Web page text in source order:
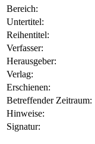
Bereich:
Untertitel:
Reihentitel:
Verfasser:
Herausgeber:
Verlag:
Erschienen:
Betreffender Zeitraum:
Hinweise:
Signatur: